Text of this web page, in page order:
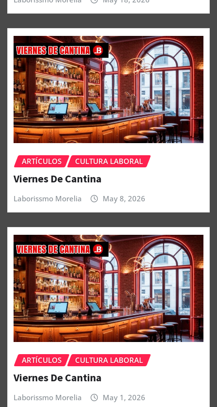
ARTÍCULOS CULTURA LABORAL
Viernes De Cantina
Laborissmo Morelia May 8, 2026
ARTÍCULOS CULTURA LABORAL
Viernes De Cantina
Laborissmo Morelia May 1, 2026